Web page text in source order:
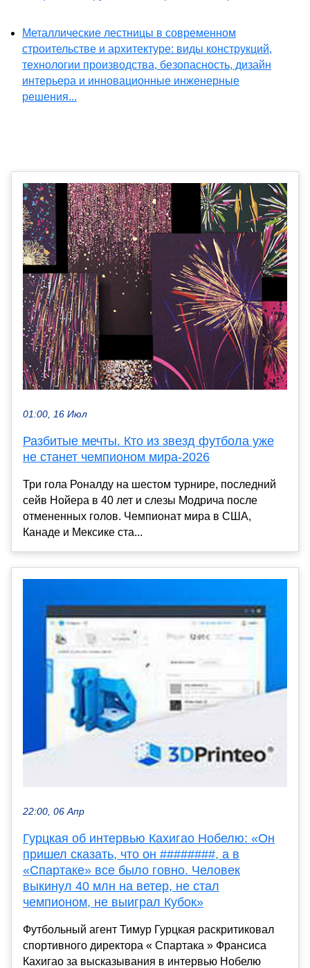
Металлические лестницы в современном
строительстве и архитектуре: виды конструкций,
технологии производства, безопасность, дизайн
интерьера и инновационные инженерные
решения...
01:00, 16 Июл
Разбитые мечты. Кто из звезд футбола уже
не станет чемпионом мира-2026
Три гола Роналду на шестом турнире, последний
сейв Нойера в 40 лет и слезы Модрича после
отмененных голов. Чемпионат мира в США,
Канаде и Мексике ста...
22:00, 06 Апр
Гурцкая об интервью Кахигао Нобелю: «Он
пришел сказать, что он ########, а в
«Спартаке» все было говно. Человек
выкинул 40 млн на ветер, не стал
чемпионом, не выиграл Кубок»
Футбольный агент Тимур Гурцкая раскритиковал
спортивного директора « Спартака » Франсиса
Кахигао за высказывания в интервью Нобелю